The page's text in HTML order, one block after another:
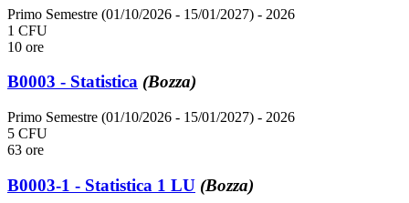
Primo Semestre (01/10/2026 - 15/01/2027) - 2026
1 CFU
10 ore
B0003 - Statistica (Bozza)
Primo Semestre (01/10/2026 - 15/01/2027) - 2026
5 CFU
63 ore
B0003-1 - Statistica 1 LU (Bozza)